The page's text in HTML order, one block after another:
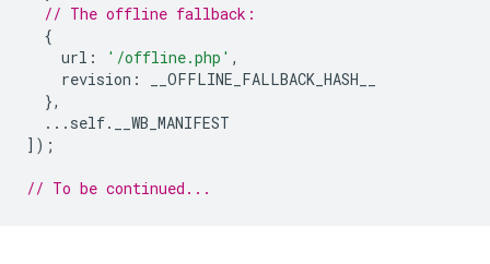
// The offline fallback:
{
url : '/offline.php' ,
revision :
__OFFLINE_FALLBACK_HASH__
},
... self.
__WB_MANIFEST
]);
// To be continued...